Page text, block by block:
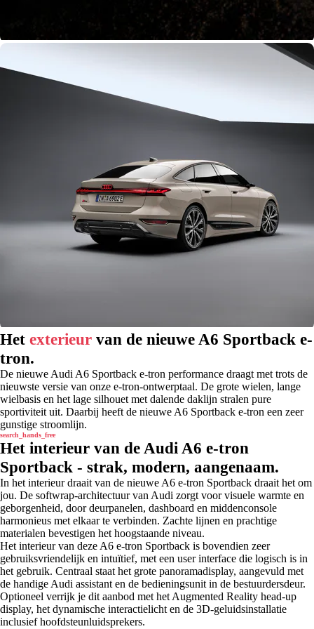
Het exterieur van de nieuwe A6 Sportback e-
tron.
De nieuwe Audi A6 Sportback e-tron performance draagt met trots de
nieuwste versie van onze e-tron-ontwerptaal. De grote wielen, lange
wielbasis en het lage silhouet met dalende daklijn stralen pure
sportiviteit uit. Daarbij heeft de nieuwe A6 Sportback e-tron een zeer
gunstige stroomlijn.
search_hands_free
Het interieur van de Audi A6 e-tron
Sportback - strak, modern, aangenaam.
In het interieur draait van de nieuwe A6 e-tron Sportback draait het om
jou. De softwrap-architectuur van Audi zorgt voor visuele warmte en
geborgenheid, door deurpanelen, dashboard en middenconsole
harmonieus met elkaar te verbinden. Zachte lijnen en prachtige
materialen bevestigen het hoogstaande niveau.
Het interieur van deze A6 e-tron Sportback is bovendien zeer
gebruiksvriendelijk en intuïtief, met een user interface die logisch is in
het gebruik. Centraal staat het grote panoramadisplay, aangevuld met
de handige Audi assistant en de bedieningsunit in de bestuurdersdeur.
Optioneel verrijk je dit aanbod met het Augmented Reality head-up
display, het dynamische interactielicht en de 3D-geluidsinstallatie
inclusief hoofdsteunluidsprekers.